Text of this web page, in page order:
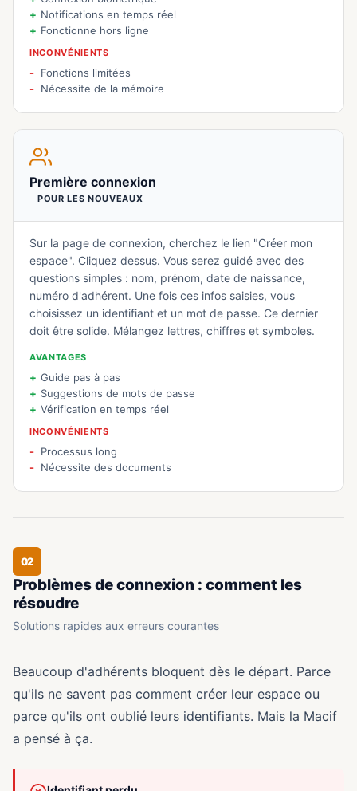
Notifications en temps réel
Fonctionne hors ligne
INCONVÉNIENTS
Fonctions limitées
Nécessite de la mémoire
Première connexion
POUR LES NOUVEAUX
Sur la page de connexion, cherchez le lien "Créer mon
espace". Cliquez dessus. Vous serez guidé avec des
questions simples : nom, prénom, date de naissance,
numéro d'adhérent. Une fois ces infos saisies, vous
choisissez un identifiant et un mot de passe. Ce dernier
doit être solide. Mélangez lettres, chiffres et symboles.
AVANTAGES
Guide pas à pas
Suggestions de mots de passe
Vérification en temps réel
INCONVÉNIENTS
Processus long
Nécessite des documents
02
Problèmes de connexion : comment les
résoudre
Solutions rapides aux erreurs courantes
Beaucoup d'adhérents bloquent dès le départ. Parce
qu'ils ne savent pas comment créer leur espace ou
parce qu'ils ont oublié leurs identifiants. Mais la Macif
a pensé à ça.